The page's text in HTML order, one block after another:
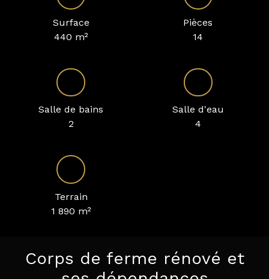
Surface
440 m²
Pièces
14
Salle de bains
2
Salle d'eau
4
Terrain
1 890 m²
Corps de ferme rénové et